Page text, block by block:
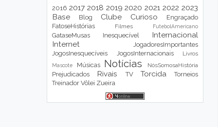
2016 2017 2018 2019 2020 2021 2022 2023
Base
Blog Clube Curioso
Engraçado
FatoseHistórias
Filmes FutebolAmericano
GataseMusas Inesquecível
Internacional
Internet
JogadoresImportantes
JogosInesquecíveis
JogosInternacionais Livros
Mascote Músicas Notícias NósSomosaHistória
Prejudicados Rivais TV Torcida
Torneios
Treinador Vôlei Zueira